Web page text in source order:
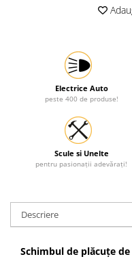
Electrice Auto
peste 400 de produse!
Scule si Unelte
pentru pasionații adevărați!
Descriere
Schimbul de plăcuțe